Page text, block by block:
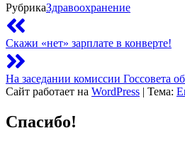
РубрикаЗдравоохранение
Скажи «нет» зарплате в конверте!
На заседании комиссии Госсовета
Сайт работает на WordPress | Тема:
Спасибо!